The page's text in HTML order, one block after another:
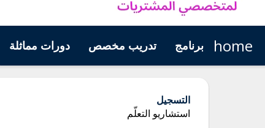
home برنامج تدريب مخصص دورات مماثلة
التسجيل
استشاريو التعلّم